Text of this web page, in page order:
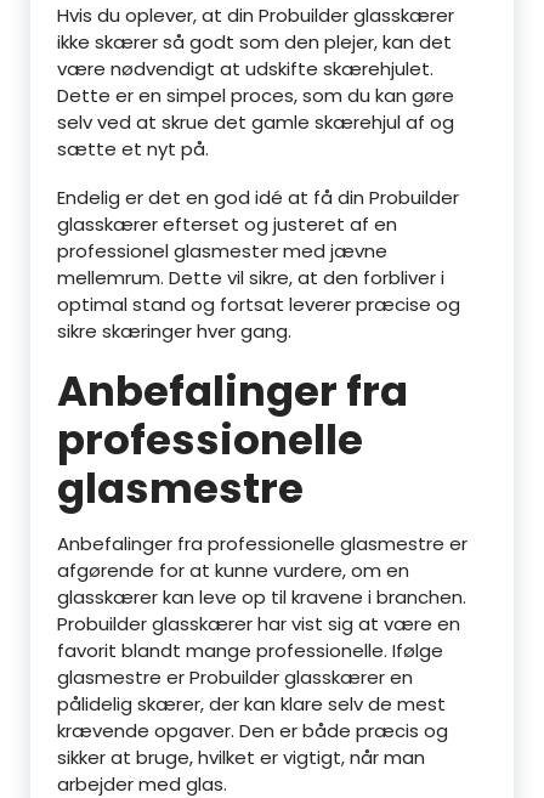
Hvis du oplever, at din Probuilder glasskærer
ikke skærer så godt som den plejer, kan det
være nødvendigt at udskifte skærehjulet.
Dette er en simpel proces, som du kan gøre
selv ved at skrue det gamle skærehjul af og
sætte et nyt på.
Endelig er det en god idé at få din Probuilder
glasskærer efterset og justeret af en
professionel glasmester med jævne
mellemrum. Dette vil sikre, at den forbliver i
optimal stand og fortsat leverer præcise og
sikre skæringer hver gang.
Anbefalinger fra
professionelle
glasmestre
Anbefalinger fra professionelle glasmestre er
afgørende for at kunne vurdere, om en
glasskærer kan leve op til kravene i branchen.
Probuilder glasskærer har vist sig at være en
favorit blandt mange professionelle. Ifølge
glasmestre er Probuilder glasskærer en
pålidelig skærer, der kan klare selv de mest
krævende opgaver. Den er både præcis og
sikker at bruge, hvilket er vigtigt, når man
arbejder med glas.